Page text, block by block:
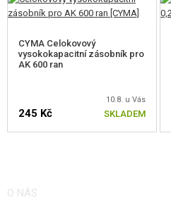
CYMA Celokovový
vysokokapacitní zásobník pro
AK 600 ran
10.8. u Vás
245 Kč SKLADEM
O NÁS